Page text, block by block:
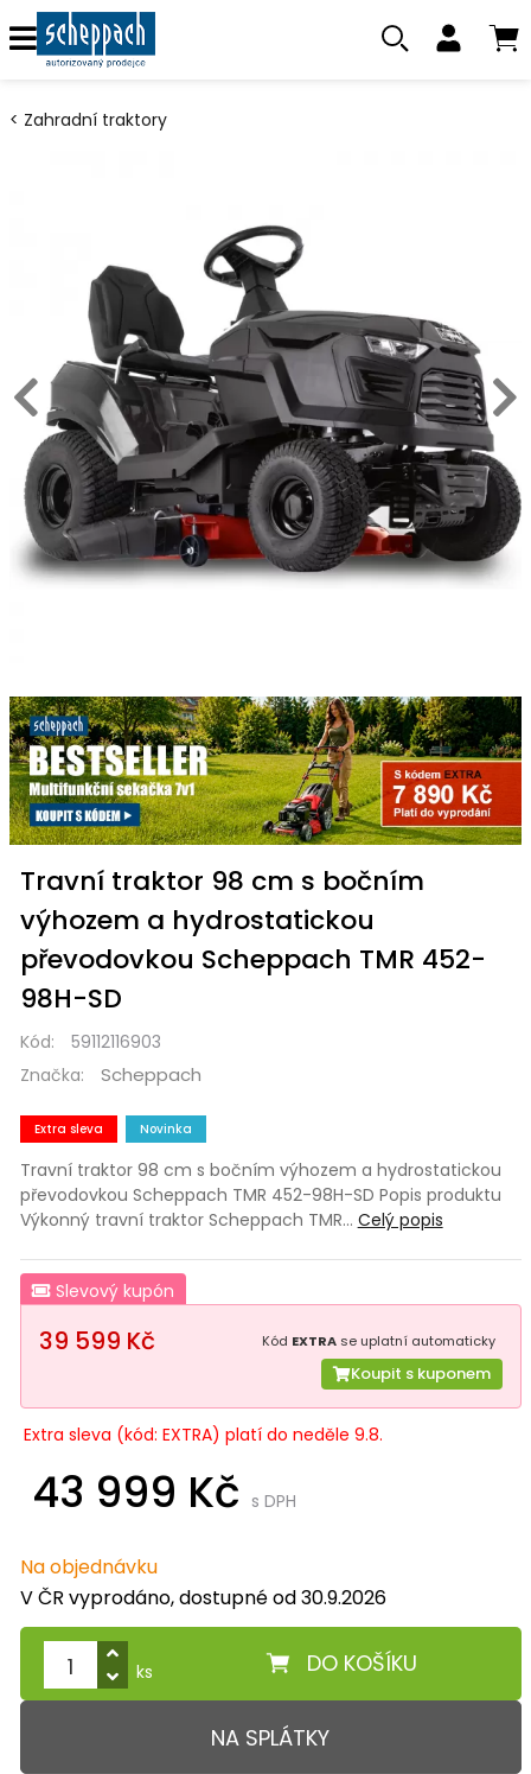
Zahradní traktory
Travní traktor 98 cm s bočním
výhozem a hydrostatickou
převodovkou Scheppach TMR 452-
98H-SD
Kód:
59112116903
Značka:
Scheppach
Extra sleva Novinka
Travní traktor 98 cm s bočním výhozem a hydrostatickou
převodovkou Scheppach TMR 452-98H-SD Popis produktu
Výkonný travní traktor Scheppach TMR… Celý popis
Slevový kupón
39 599 Kč Kód EXTRA se uplatní automaticky
Koupit s kuponem
Extra sleva (kód: EXTRA) platí do neděle 9.8.
43 999 Kč s DPH
Na objednávku
V ČR vyprodáno, dostupné od 30.9.2026
DO KOŠÍKU
ks
NA SPLÁTKY